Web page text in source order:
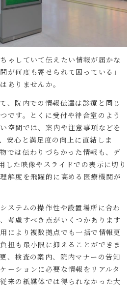
ゃしていて伝えたい情報が届かな
が何度も寄せられて困っている」
ありませんか。
、院内での情報伝達は診療と同じ
です。とくに受付や待合室のよう
空間では、案内や注意事項などを
安心と満足度の向上に直結しま
では伝わりづらかった情報も、デ
した映像やスライドでの表示に切り
解度を飛躍的に高める医療機関が
ステムの操作性や設置場所に合わ
考慮すべき点がいくつかあります
により複数拠点でも一括で情報更
担も最小限に抑えることができま
、検査の案内、院内マナーの告知
ーションに必要な情報をリアルタ
来の紙媒体では得られなかった大